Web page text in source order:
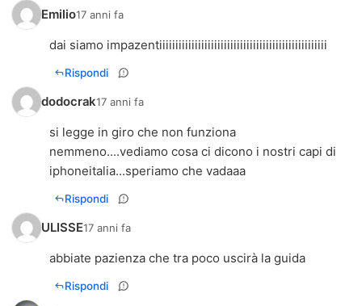
Emilio17 anni fa
dai siamo impazentiiiiiiiiiiiiiiiiiiiiiiiiiiiiiiiiiiiiiiiiiiiiiiiiiiii
Rispondi
dodocrak17 anni fa
si legge in giro che non funziona
nemmeno....vediamo cosa ci dicono i nostri capi di
iphoneitalia...speriamo che vadaaa
Rispondi
ULISSE17 anni fa
abbiate pazienza che tra poco uscirà la guida
Rispondi